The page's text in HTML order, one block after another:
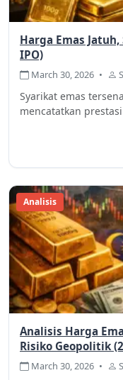
Harga Emas
IPO)
March 30, 2026 •
Syarikat emas
mencatatkan
Analisis
Analisis Harga
Risiko Geopolitik
March 30, 2026 •